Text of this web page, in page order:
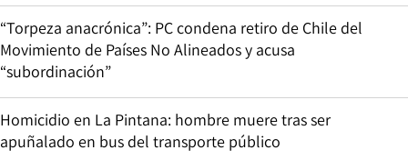
“Torpeza anacrónica”: PC condena retiro de Chile del
Movimiento de Países No Alineados y acusa
“subordinación”
Homicidio en La Pintana: hombre muere tras ser
apuñalado en bus del transporte público